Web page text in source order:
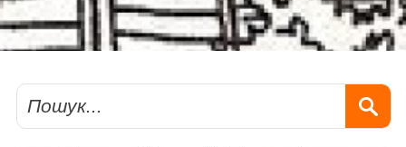
Пошук